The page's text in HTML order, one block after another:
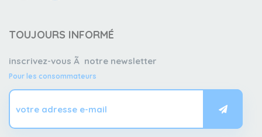
TOUJOURS INFORMÉ
inscrivez-vous Ã notre newsletter
Pour les consommateurs